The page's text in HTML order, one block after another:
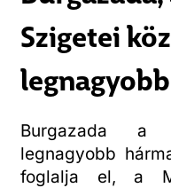
Szigetei
legnagyobb
Burgazada a
legnagyobb
foglalja el, a